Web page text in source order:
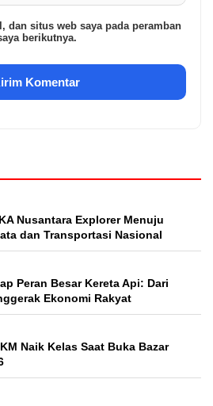
dan situs web saya pada peramban
berikutnya.
Nusantara Explorer Menuju
dan Transportasi Nasional
Peran Besar Kereta Api: Dari
Ekonomi Rakyat
Naik Kelas Saat Buka Bazar